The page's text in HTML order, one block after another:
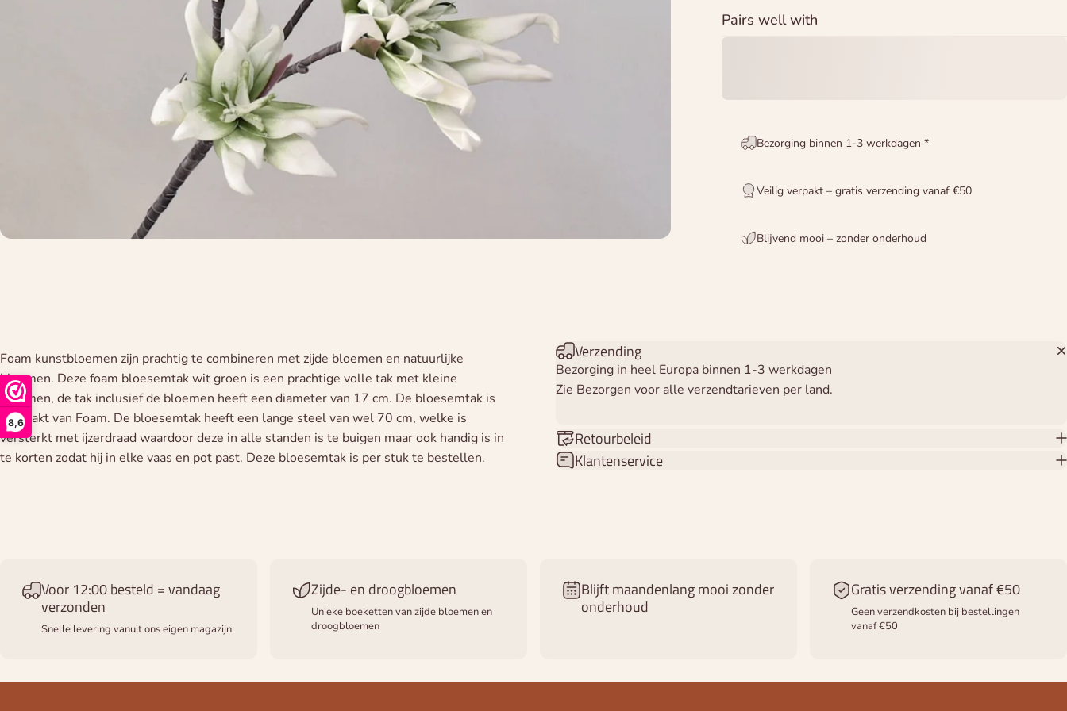
8,6
Pairs well with
Bezorging binnen 1-3 werkdagen *
Veilig verpakt – gratis verzending vanaf €50
Blijvend mooi – zonder onderhoud
Foam kunstbloemen zijn prachtig te combineren met zijde bloemen en natuurlijke
bloemen. Deze foam bloesemtak wit groen is een prachtige volle tak met kleine
bloemen, de tak inclusief de bloemen heeft een diameter van 17 cm. De bloesemtak is
gemaakt van Foam. De bloesemtak heeft een lange steel van wel 70 cm, welke is
versterkt met ijzerdraad waardoor deze in alle standen is te buigen maar ook handig is in
te korten zodat hij in elke vaas en pot past. Deze bloesemtak is per stuk te bestellen.
Verzending
Bezorging in heel Europa binnen 1-3 werkdagen
Zie Bezorgen voor alle verzendtarieven per land.
Retourbeleid
Klantenservice
Voor 12:00 besteld = vandaag
verzonden
Snelle levering vanuit ons eigen magazijn
Zijde- en droogbloemen
Unieke boeketten van zijde bloemen en
droogbloemen
Blijft maandenlang mooi zonder
onderhoud
Gratis verzending vanaf €50
Geen verzendkosten bij bestellingen
vanaf €50